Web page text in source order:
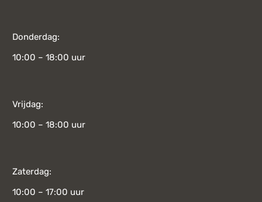
Donderdag:
10:00 – 18:00 uur
Vrijdag:
10:00 – 18:00 uur
Zaterdag:
10:00 – 17:00 uur